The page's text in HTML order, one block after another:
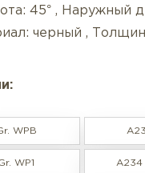
45° , Наружный
черный ,
WPB
WP1 A234